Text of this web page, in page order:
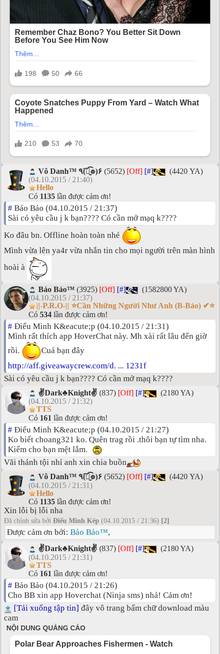
Vô Danh™ ٩(͡๏̮͡๏)۶ (5652) [Off] [#]
(4420 YA)
(04.10.2015 / 21:40)
Hello
Có 1135 lần được cảm ơn!
# Bảo Bảo (04.10.2015 / 21:37)
Sài có yêu cầu j k bạn???? Có cần mở mạq k????
Ko đâu bn. Offline hoàn toàn nhé
Mình vừa lên ya4r vừa nhắn tin cho mọi người trên màn hình
hoài à
Bảo Bảo™ (3925) [Off] [#]
(1582800 YA)
(04.10.2015 / 21:37)
||-P.R.O-|| ⭐Cần Những Người Như Anh (B-Bảo) ✔⭐
Có 534 lần được cảm ơn!
# Điểu Minh K&eacute;p (04.10.2015 / 21:31)
Mình rất thích app HoverChat này. Mh xài rất lâu đến giờ
rồi.
Cuả bạn đây
http://aff.giveawaycrew.com/d. ... 1231f
Sài có yêu cầu j k bạn???? Có cần mở mạq k????
✌Dark♣Knight✌ (837) [Off] [#]
(2180 YA)
(04.10.2015 / 21:32)
TTS
Có 161 lần được cảm ơn!
# Điểu Minh K&eacute;p (04.10.2015 / 21:27)
Ko biết choang321 ko. Quên trag rồi .thôi bạn tự tìm nha.
Kiếm cho bạn mệt lắm.
Vãi thánh tội nhỉ anh xin chia buồn
Vô Danh™ ٩(͡๏̮͡๏)۶ (5652) [Off] [#]
(4420 YA)
(04.10.2015 / 21:31)
Hello
Có 1135 lần được cảm ơn!
Xin lỗi bị lỗi nha
Đã chỉnh sửa bởi Điểu Minh Kép (04.10.2015 / 21:36) [2]
Được cảm ơn bởi: Bảo Bảo™,
✌Dark♣Knight✌ (837) [Off] [#]
(2180 YA)
(04.10.2015 / 21:31)
TTS
Có 161 lần được cảm ơn!
# Bảo Bảo (04.10.2015 / 21:26)
Cho BB xin app Hoverchat (Ninja sms) nhá! Cảm ơn!
[Tải xuống tập tin] đây vô trang bấm chữ download màu
cam